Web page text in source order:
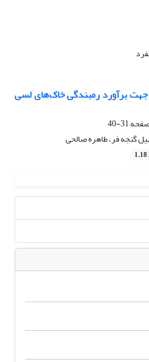
جهت برآورد رمبندگی خاک‌های لسی
31-40
گنجه­ فر، طاهره صالحی